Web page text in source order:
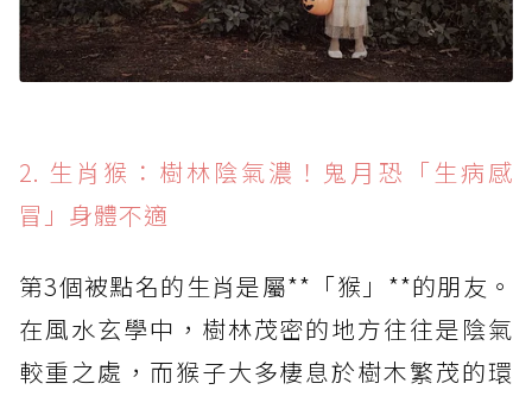
2. 生肖猴：樹林陰氣濃！鬼月恐「生病感
冒」身體不適
第3個被點名的生肖是屬**「猴」**的朋友。
在風水玄學中，樹林茂密的地方往往是陰氣
較重之處，而猴子大多棲息於樹木繁茂的環